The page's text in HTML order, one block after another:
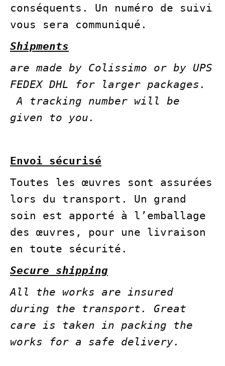
conséquents. Un numéro de suivi
vous sera communiqué.
Shipments
are made by Colissimo or by UPS
FEDEX DHL for larger packages.
A tracking number will be
given to you.
Envoi sécurisé
Toutes les œuvres sont assurées
lors du transport. Un grand
soin est apporté à l’emballage
des œuvres, pour une livraison
en toute sécurité.
Secure shipping
All the works are insured
during the transport. Great
care is taken in packing the
works for a safe delivery.